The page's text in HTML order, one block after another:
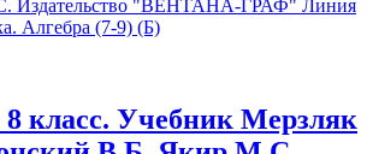
8 класс. Учебник Мерзляк